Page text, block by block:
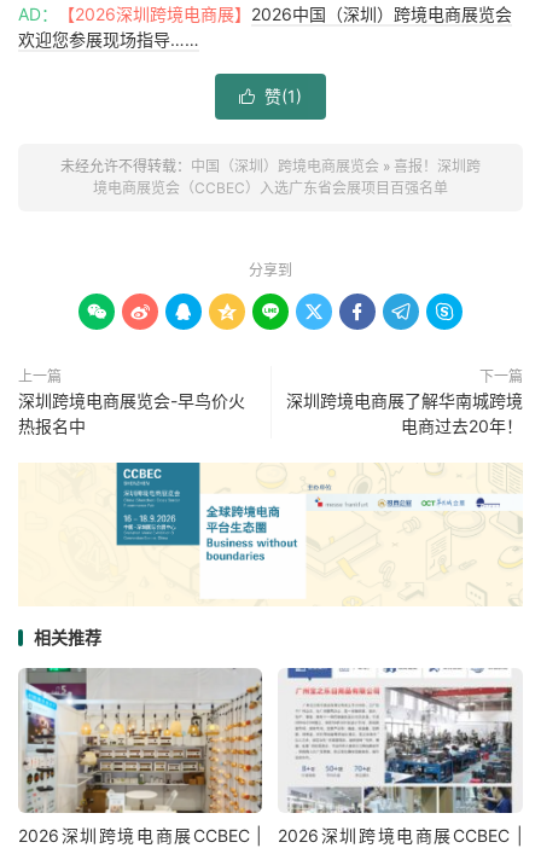
AD：
【2026深圳跨境电商展】 2026中国（深圳）跨境电商展览会
欢迎您参展现场指导……
 赞(1)
未经允许不得转载： 中国（深圳）跨境电商展览会 » 喜报！深圳跨
境电商展览会（CCBEC）入选广东省会展项目百强名单
分享到
        
上一篇
深圳跨境电商展览会-早鸟价火
热报名中
下一篇
深圳跨境电商展了解华南城跨境
电商过去20年！
相关推荐
2026深圳跨境电商展CCBEC |
2026深圳跨境电商展CCBEC |